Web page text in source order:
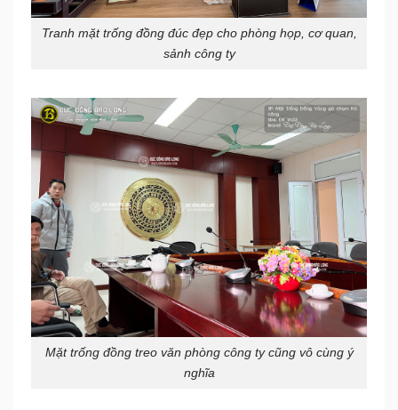
Tranh mặt trống đồng đúc đẹp cho phòng họp, cơ quan,
sảnh công ty
Mặt trống đồng treo văn phòng công ty cũng vô cùng ý
nghĩa